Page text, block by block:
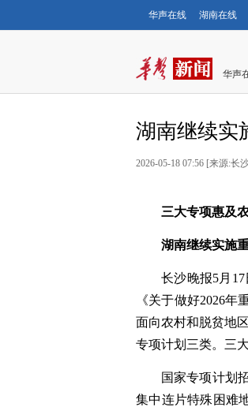
华声在线 湖南在线
华声
湖南继续实
2026-05-18 07:56 [来源:长
三大专项惠及
湖南继续实施
长沙晚报5月
《关于做好2026
面向农村和脱贫地
专项计划三类。三
国家专项计划
集中连片特殊困难